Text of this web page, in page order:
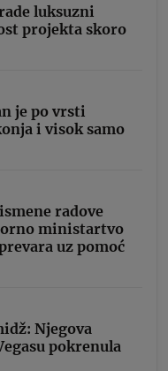
luksuzni
projekta skoro
je po vrsti
i visok samo
radove
ministartvo
uz pomoć
Njegova
pokrenula